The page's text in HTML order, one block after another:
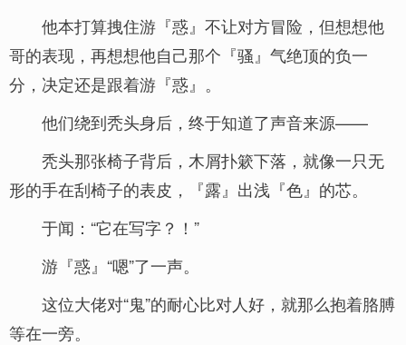
他本打算拽住游『惑』不让对方冒险，但想想他
哥的表现，再想想他自己那个『骚』气绝顶的负一
分，决定还是跟着游『惑』。
他们绕到秃头身后，终于知道了声音来源——
秃头那张椅子背后，木屑扑簌下落，就像一只无
形的手在刮椅子的表皮，『露』出浅『色』的芯。
于闻：“它在写字？！”
游『惑』“嗯”了一声。
这位大佬对“鬼”的耐心比对人好，就那么抱着胳膊
等在一旁。